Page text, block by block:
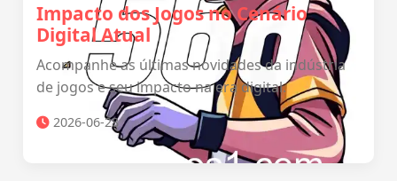
Impacto dos Jogos no Cenário
Digital Atual
Acompanhe as últimas novidades da indústria
de jogos e seu impacto na era digital.
2026-06-28